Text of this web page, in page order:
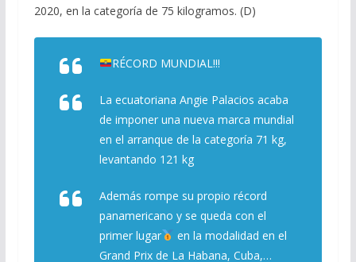
2020, en la categoría de 75 kilogramos. (D)
RÉCORD MUNDIAL!!!
La ecuatoriana Angie Palacios acaba
de imponer una nueva marca mundial
en el arranque de la categoría 71 kg,
levantando 121 kg
Además rompe su propio récord
panamericano y se queda con el
primer lugar
en la modalidad en el
Grand Prix de La Habana, Cuba,…